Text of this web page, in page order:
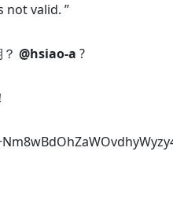
not valid. ”
@hsiao-a ?